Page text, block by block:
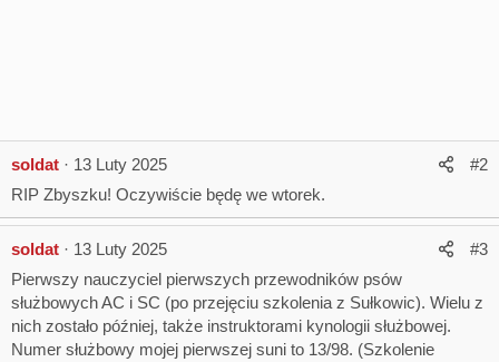
soldat 13 Luty 2025
#2
RIP Zbyszku! Oczywiście będę we wtorek.
soldat 13 Luty 2025
#3
Pierwszy nauczyciel pierwszych przewodników psów
służbowych AC i SC (po przejęciu szkolenia z Sułkowic). Wielu z
nich zostało później, także instruktorami kynologii służbowej.
Numer służbowy mojej pierwszej suni to 13/98. (Szkolenie